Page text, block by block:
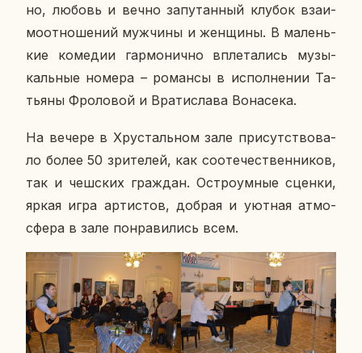
но, любовь и вечно за­пу­тан­ный клубок вза­и­
мо­от­но­ше­ний муж­чи­ны и жен­щи­ны. В ма­лень­
кие ко­ме­дии гар­мо­нич­но впле­та­лись му­зы­
каль­ные номера – ро­ман­сы в ис­пол­не­нии Та­
тья­ны Фро­ло­вой и Вра­ти­сла­ва Во­на­се­ка.
На вечере в Хру­сталь­ном зале при­сут­ство­ва­
ло более 50 зри­те­лей, как со­оте­че­ствен­ни­ков,
так и чеш­ских граж­дан. Ост­ро­ум­ные сценки,
яркая игра ар­ти­стов, добрая и уютная ат­мо­
сфе­ра в зале по­нра­ви­лись всем.